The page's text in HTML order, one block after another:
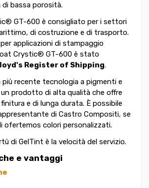
di bassa porosità.
GT-600 è consigliato per i settori
di costruzione e di trasporto.
applicazioni di stampaggio
Crystic® GT-600 è stato
Register of Shipping.
più recente tecnologia a pigmenti e
un prodotto di alta qualità che offre
e di lunga durata. È possibile
di Castro Compositi, se
ofertemos colori personalizzati.
di GelTint è la velocità del servizio.
e vantaggi